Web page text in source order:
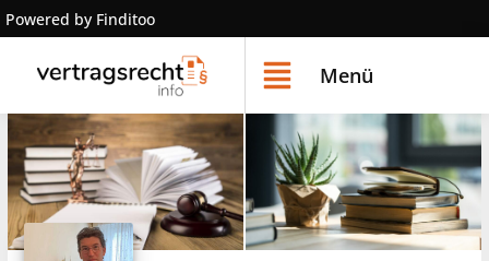
Powered by Finditoo
Menü